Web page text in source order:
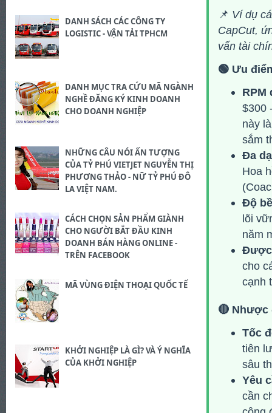
DANH SÁCH CÁC CÔNG TY
LOGISTIC - VẬN TẢI TPHCM
DANH MỤC TRA CỨU MÃ NGÀNH
NGHỀ ĐĂNG KÝ KINH DOANH
CHO DOANH NGHIỆP
NHỮNG CÂU NÓI ẤN TƯỢNG
CỦA TỶ PHÚ VIETJET NGUYỄN THỊ
PHƯƠNG THẢO - NỮ TỶ PHÚ ĐÔ
LA VIỆT NAM.
CÁCH CHỌN SẢN PHẨM GIÀNH
CHO NGƯỜI BẮT ĐẦU KINH
DOANH BÁN HÀNG ONLINE -
TRÊN FACEBOOK
MÃ VÙNG ĐIỆN THOẠI QUỐC TẾ
KHỞI NGHIỆP LÀ GÌ? VÀ Ý NGHĨA
CỦA KHỞI NGHIỆP
📌 Ví dụ
CapCut,
vấn tài
🟢 Ưu
RPM
$300
này
sắm
Đa
Hoa
Độ
lõi
năm
Được
cho
cạnh
🔴 Nhược
Tốc
tiên
sâu
Yêu
cần